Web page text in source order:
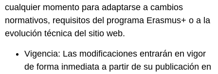
cualquier momento para adaptarse a cambios
normativos, requisitos del programa Erasmus+ o a la
evolución técnica del sitio web.
Vigencia: Las modificaciones entrarán en vigor
de forma inmediata a partir de su publicación en